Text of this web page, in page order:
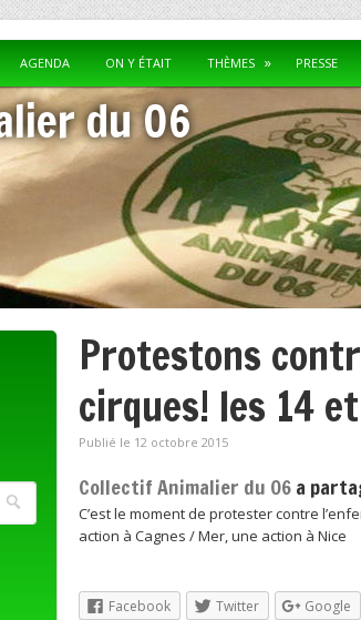
AGENDA ON Y ÉTAIT THÈMES PRESSE
du 06
Protestons
cirques! les 14
Publié le 12 octobre 2015
Collectif Animalier du 06a
C’est le moment de protester contre
action à Cagnes / Mer, une action à Nice
Facebook Twitter Google